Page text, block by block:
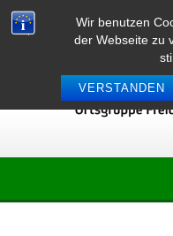
Wir benutzen
der Webseite zu
VERSTANDEN
Skip
to